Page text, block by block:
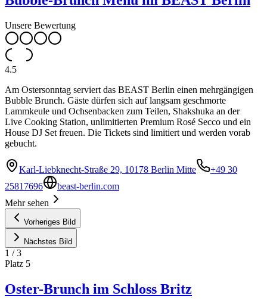
Unsere Bewertung
4.5
Am Ostersonntag serviert das BEAST Berlin einen mehrgängigen
Bubble Brunch. Gäste dürfen sich auf langsam geschmorte
Lammkeule und Ochsenbacken zum Teilen, Shakshuka an der
Live Cooking Station, unlimitierten Premium Rosé Secco und ein
House DJ Set freuen. Die Tickets sind limitiert und werden vorab
gebucht.
Karl-Liebknecht-Straße 29, 10178 Berlin Mitte
+49 30
25817696
beast-berlin.com
Mehr sehen
Vorheriges Bild
Nächstes Bild
1 /3
Platz 5
Oster-Brunch im Schloss Britz